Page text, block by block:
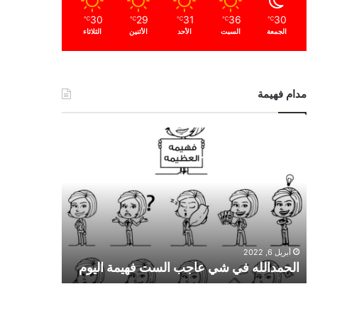
30
℃
الجمعة
36
℃
السبت
31
℃
الأحد
29
℃
الأثنين
30
℃
الثلاثاء
مدام فهيمة
د
ي
أبريل 6, 2022
الحمدالله في شي عاجب الست فهيمة اليوم